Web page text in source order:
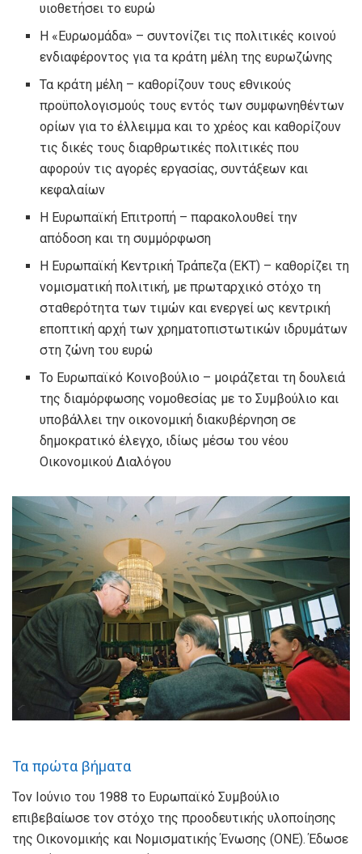
υιοθετήσει το ευρώ
Η «Ευρωομάδα» – συντονίζει τις πολιτικές κοινού
ενδιαφέροντος για τα κράτη μέλη της ευρωζώνης
Τα κράτη μέλη – καθορίζουν τους εθνικούς
προϋπολογισμούς τους εντός των συμφωνηθέντων
ορίων για το έλλειμμα και το χρέος και καθορίζουν
τις δικές τους διαρθρωτικές πολιτικές που
αφορούν τις αγορές εργασίας, συντάξεων και
κεφαλαίων
Η Ευρωπαϊκή Επιτροπή – παρακολουθεί την
απόδοση και τη συμμόρφωση
Η Ευρωπαϊκή Κεντρική Τράπεζα (ΕΚΤ) – καθορίζει τη
νομισματική πολιτική, με πρωταρχικό στόχο τη
σταθερότητα των τιμών και ενεργεί ως κεντρική
εποπτική αρχή των χρηματοπιστωτικών ιδρυμάτων
στη ζώνη του ευρώ
Το Ευρωπαϊκό Κοινοβούλιο – μοιράζεται τη δουλειά
της διαμόρφωσης νομοθεσίας με το Συμβούλιο και
υποβάλλει την οικονομική διακυβέρνηση σε
δημοκρατικό έλεγχο, ιδίως μέσω του νέου
Οικονομικού Διαλόγου
Τα πρώτα βήματα
Τον Ιούνιο του 1988 το Ευρωπαϊκό Συμβούλιο
επιβεβαίωσε τον στόχο της προοδευτικής υλοποίησης
της Οικονομικής και Νομισματικής Ένωσης (ΟΝΕ). Έδωσε